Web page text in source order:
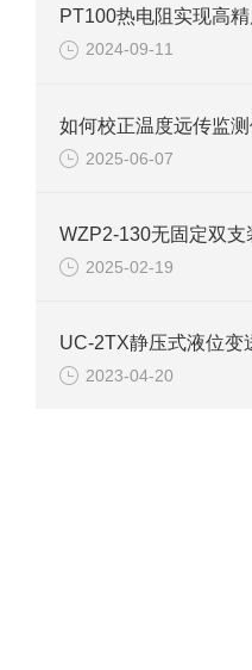
2024-09-11
2025-06-07
2025-02-19
2023-04-20